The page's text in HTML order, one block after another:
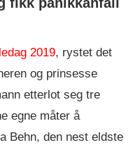
fikk panikkanfall
2019, rystet det
og prinsesse
etterlot seg tre
egne måter å
Behn, den nest eldste